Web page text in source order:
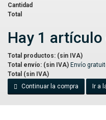
Cantidad
Total
Hay 1 artículo
Total productos: (sin IVA)
Total envío: (sin IVA) Envío
Total (sin IVA)
Continuar la compra
Ir a